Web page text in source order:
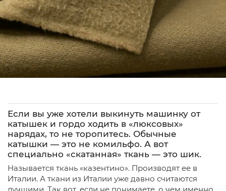
Если вы уже хотели выкинуть машинку от
катышек и гордо ходить в «люксовых»
нарядах, то не торопитесь. Обычные
катышки — это не комильфо. А вот
специально «скатанная» ткань — это шик.
Называется ткань «казентино». Производят ее в
Италии. А ткани из Италии уже давно считаются